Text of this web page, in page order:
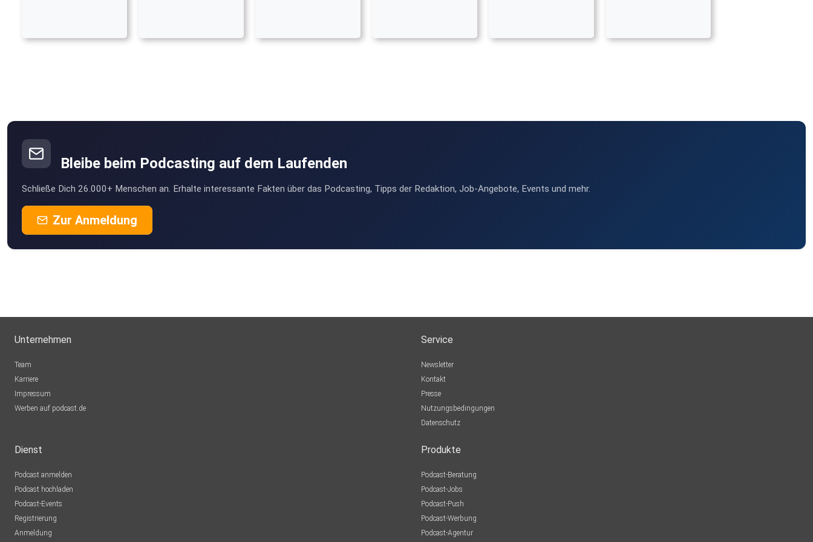
Bleibe beim Podcasting auf dem Laufenden
Schließe Dich 26.000+ Menschen an. Erhalte interessante Fakten über das Podcasting, Tipps der Redaktion, Job-Angebote, Events und mehr.
Zur Anmeldung
Unternehmen
Team
Karriere
Impressum
Werben auf podcast.de
Service
Newsletter
Kontakt
Presse
Nutzungsbedingungen
Datenschutz
Dienst
Podcast anmelden
Podcast hochladen
Podcast-Events
Registrierung
Anmeldung
Produkte
Podcast-Beratung
Podcast-Jobs
Podcast-Push
Podcast-Werbung
Podcast-Agentur